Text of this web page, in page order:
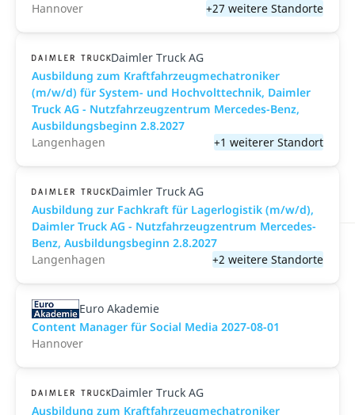
Hannover
+27 weitere Standorte
Daimler Truck AG
Ausbildung zum Kraftfahrzeugmechatroniker
(m/w/d) für System- und Hochvolttechnik, Daimler
Truck AG - Nutzfahrzeugzentrum Mercedes-Benz,
Ausbildungsbeginn 2.8.2027
Langenhagen
+1 weiterer Standort
Daimler Truck AG
Ausbildung zur Fachkraft für Lagerlogistik (m/w/d),
Daimler Truck AG - Nutzfahrzeugzentrum Mercedes-
Benz, Ausbildungsbeginn 2.8.2027
Langenhagen
+2 weitere Standorte
Euro Akademie
Content Manager für Social Media 2027-08-01
Hannover
Daimler Truck AG
Ausbildung zum Kraftfahrzeugmechatroniker